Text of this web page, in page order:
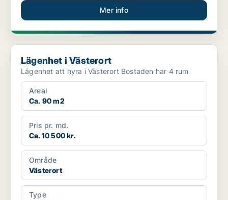
Mer info
Lägenhet i Västerort
Lägenhet i Västerort
Lägenhet att hyra i Västerort Bostaden har 4 rum
Areal
Ca. 90 m2
Pris pr. md.
Ca. 10 500 kr.
Område
Västerort
Type